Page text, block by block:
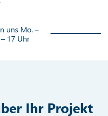
uns Mo. –
17 Uhr
Ihr Projekt